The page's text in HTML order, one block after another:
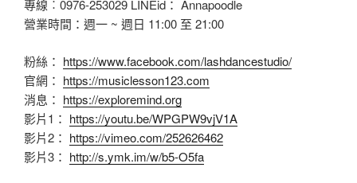
專線︰0976-253029 LINEid： Annapoodle
營業時間：週一 ~ 週日 11:00 至 21:00
粉絲： https://www.facebook.com/lashdancestudio/
官網： https://musiclesson123.com
消息： https://exploremind.org
影片1： https://youtu.be/WPGPW9vjV1A
影片2： https://vimeo.com/252626462
影片3： http://s.ymk.im/w/b5-O5fa